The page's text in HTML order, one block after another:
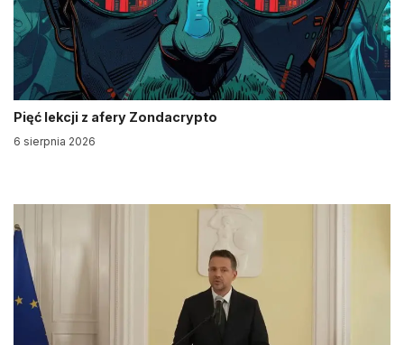
Pięć lekcji z afery Zondacrypto
6 sierpnia 2026